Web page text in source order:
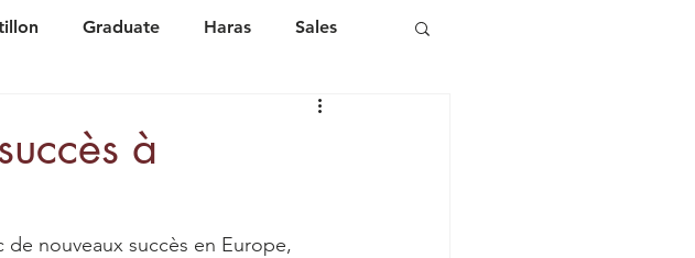
Graduate Haras Sales
Marhaba Ya Sanafi
à
nouveaux succès en Europe,